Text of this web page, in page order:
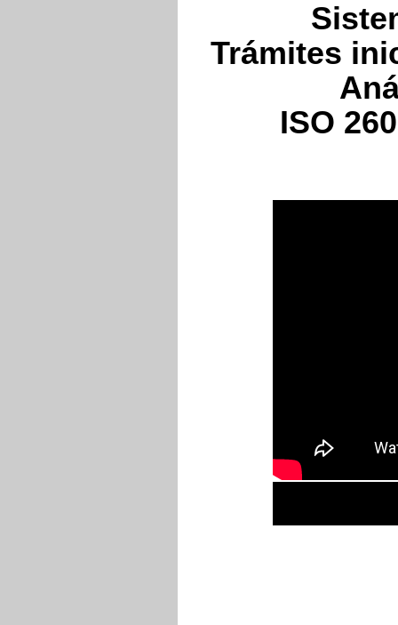
Trámites
ISO